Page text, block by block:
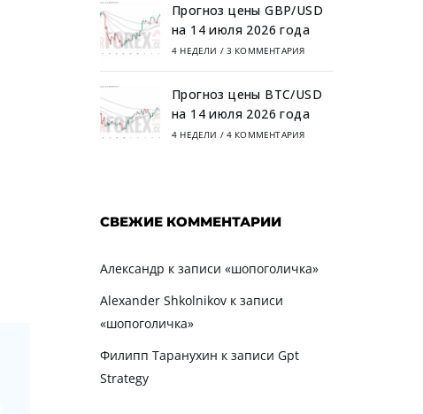
Прогноз цены GBP/USD
на 14 июля 2026 года
4 НЕДЕЛИ / 3 КОММЕНТАРИЯ
Прогноз цены BTC/USD
на 14 июля 2026 года
4 НЕДЕЛИ / 4 КОММЕНТАРИЯ
СВЕЖИЕ КОММЕНТАРИИ
Александр к записи «шопоголичка»
Alexander Shkolnikovк записи
«шопоголичка»
Филипп Таранухин к записи Gpt
Strategy